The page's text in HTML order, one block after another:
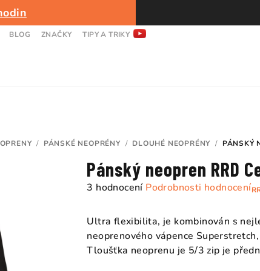
BLOG ZNAČKY TIPY A TRIKY
/ PÁNSKÉ NEOPRÉNY / DLOUHÉ NEOPRÉNY / PÁNSKÝ
Pánský neopren RRD
Průměrné
produktu
5,0
3 hodnocení Podrobnosti hodnocení
Ultra flexibilita, je kombinován s
neoprenového vápence
Tloušťka neoprenu je 5/3 zip je